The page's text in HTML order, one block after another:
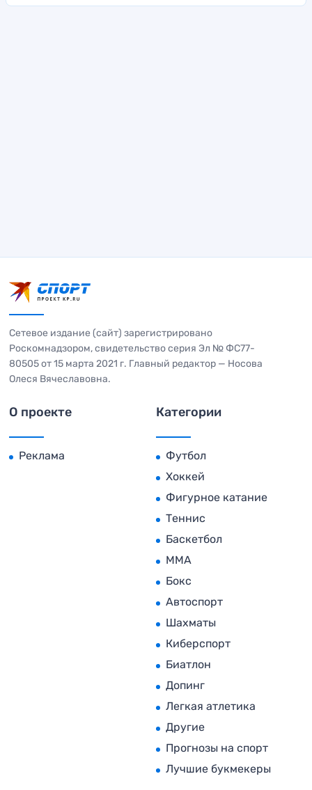
Сетевое издание (сайт) зарегистрировано
Роскомнадзором, свидетельство серия Эл № ФС77-
80505 от 15 марта 2021 г. Главный редактор — Носова
Олеся Вячеславовна.
О проекте
Реклама
Категории
Футбол
Хоккей
Фигурное катание
Теннис
Баскетбол
MMA
Бокс
Автоспорт
Шахматы
Киберспорт
Биатлон
Допинг
Легкая атлетика
Другие
Прогнозы на спорт
Лучшие букмекеры